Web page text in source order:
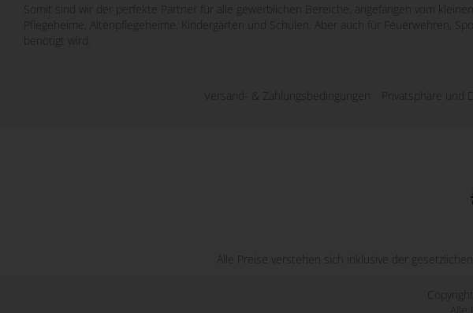
Somit sind wir der perfekte Partner für alle gewerblichen Bereiche, angefangen vom
Pflegeheime, Altenpflegeheime, Kindergärten und Schulen. Aber auch für Feuerwehren,
benötigt wird.
Versand- & Zahlungsbedingungen Privatsphäre und
Alle Preise verstehen sich inklusive der